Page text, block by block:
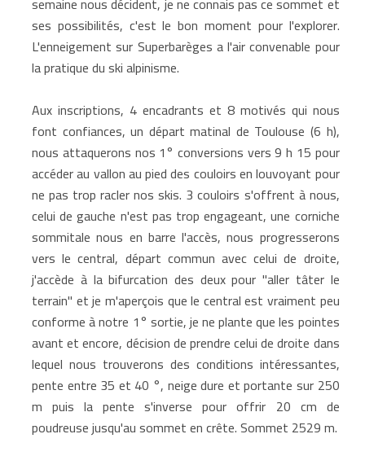
ses possibilités, c'est le bon moment pour l'explorer.
L'enneigement sur Superbarèges a l'air convenable pour
la pratique du ski alpinisme.
Aux inscriptions, 4 encadrants et 8 motivés qui nous
font confiances, un départ matinal de Toulouse (6 h),
nous attaquerons nos 1° conversions vers 9 h 15 pour
accéder au vallon au pied des couloirs en louvoyant pour
ne pas trop racler nos skis. 3 couloirs s'offrent à nous,
celui de gauche n'est pas trop engageant, une corniche
sommitale nous en barre l'accès, nous progresserons
vers le central, départ commun avec celui de droite,
j'accède à la bifurcation des deux pour "aller tâter le
terrain" et je m'aperçois que le central est vraiment peu
conforme à notre 1° sortie, je ne plante que les pointes
avant et encore, décision de prendre celui de droite dans
lequel nous trouverons des conditions intéressantes,
pente entre 35 et 40 °, neige dure et portante sur 250
m puis la pente s'inverse pour offrir 20 cm de
poudreuse jusqu'au sommet en crête. Sommet 2529 m.